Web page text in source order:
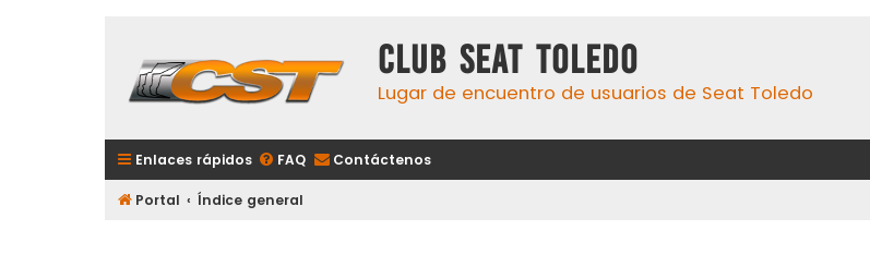
Club Seat Toledo
Lugar de encuentro de usuarios de Seat Toledo
Enlaces rápidos FAQ Contáctenos
Portal Índice general